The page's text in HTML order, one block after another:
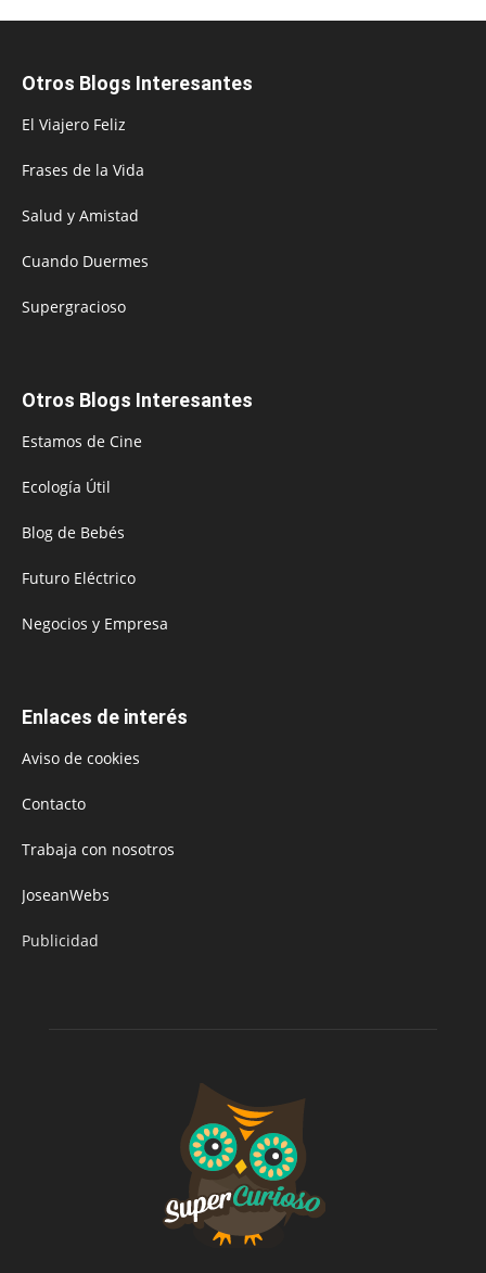
Otros Blogs Interesantes
El Viajero Feliz
Frases de la Vida
Salud y Amistad
Cuando Duermes
Supergracioso
Otros Blogs Interesantes
Estamos de Cine
Ecología Útil
Blog de Bebés
Futuro Eléctrico
Negocios y Empresa
Enlaces de interés
Aviso de cookies
Contacto
Trabaja con nosotros
JoseanWebs
Publicidad